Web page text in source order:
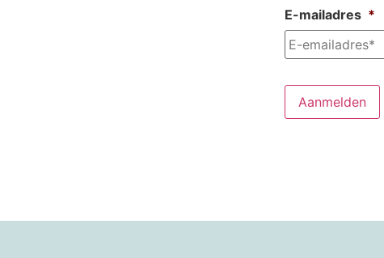
E-mailadres *